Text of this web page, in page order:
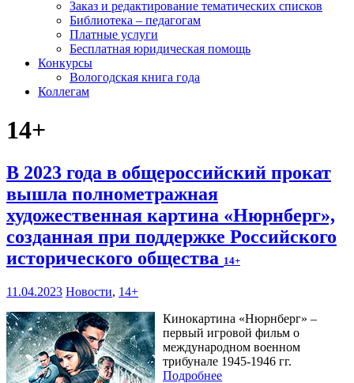
Заказ и редактирование тематических списков
Библиотека – педагогам
Платные услуги
Бесплатная юридическая помощь
Конкурсы
Вологодская книга года
Коллегам
14+
В 2023 года в общероссийский прокат
вышла полнометражная
художественная картина «Нюрнберг»,
созданная при поддержке Российского
исторического общества 14+
11.04.2023 Новости, 14+
Кинокартина «Нюрнберг» –
первый игровой фильм о
международном военном
трибунале 1945-1946 гг.
Подробнее